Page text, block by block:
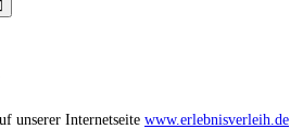
unserer Internetseite www.erlebnisverleih.de